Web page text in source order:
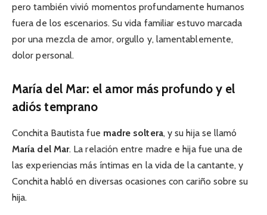
pero también vivió momentos profundamente humanos
fuera de los escenarios. Su vida familiar estuvo marcada
por una mezcla de amor, orgullo y, lamentablemente,
dolor personal.
María del Mar: el amor más profundo y el
adiós temprano
Conchita Bautista fue madre soltera, y su hija se llamó
María del Mar. La relación entre madre e hija fue una de
las experiencias más íntimas en la vida de la cantante, y
Conchita habló en diversas ocasiones con cariño sobre su
hija.